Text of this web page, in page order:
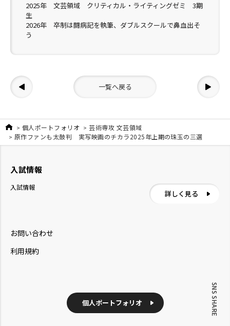
2025年 文芸領域 クリティカル・ライティングゼミ 3期
生
2026年 卒制は闘病記を執筆、ダブルスクールで鼻血出そ
う
一覧へ戻る
個人ポートフォリオ
芸術専攻 文芸領域
原作ファンも太鼓判 実写映画のチカラ2025年上期の珠玉の三選
お問い合わせ
利用規約
個人ポートフォリオ
入試情報
入試情報
詳しく見る
SNS SHARE